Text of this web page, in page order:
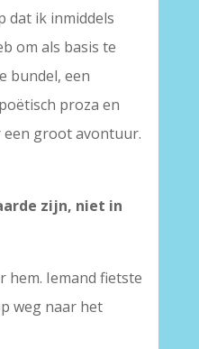
dat ik inmiddels
om als basis te
bundel, een
proza en
een groot avontuur.
zijn, niet in
hem. Iemand fietste
weg naar het